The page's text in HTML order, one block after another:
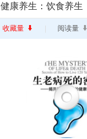
健康养生：饮食养生
收藏量 阅读量